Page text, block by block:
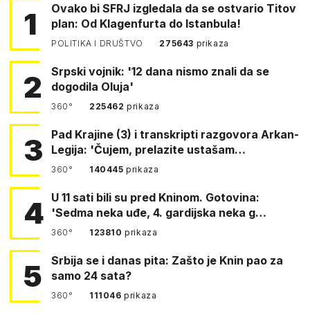
1
Ovako bi SFRJ izgledala da se ostvario Titov
plan: Od Klagenfurta do Istanbula!
POLITIKA I DRUŠTVO 275643 prikaza
2
Srpski vojnik: '12 dana nismo znali da se
dogodila Oluja'
360° 225462prikaza
3
Pad Krajine (3) i transkripti razgovora Arkan-
Legija: 'Čujem, prelazite ustašam…
360° 140445prikaza
4 U 11 sati bili su pred Kninom. Gotovina:
'Sedma neka uđe, 4. gardijska neka g…
360° 123810prikaza
5
Srbija se i danas pita: Zašto je Knin pao za
samo 24 sata?
360° 111046prikaza